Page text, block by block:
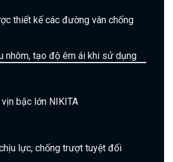
thiết kế các đường vân chống
nhôm, tạo độ êm ái khi sử dụng
lực, chống trượt tuyệt đối